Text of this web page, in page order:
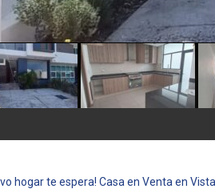
hogar te espera! Casa en Venta en